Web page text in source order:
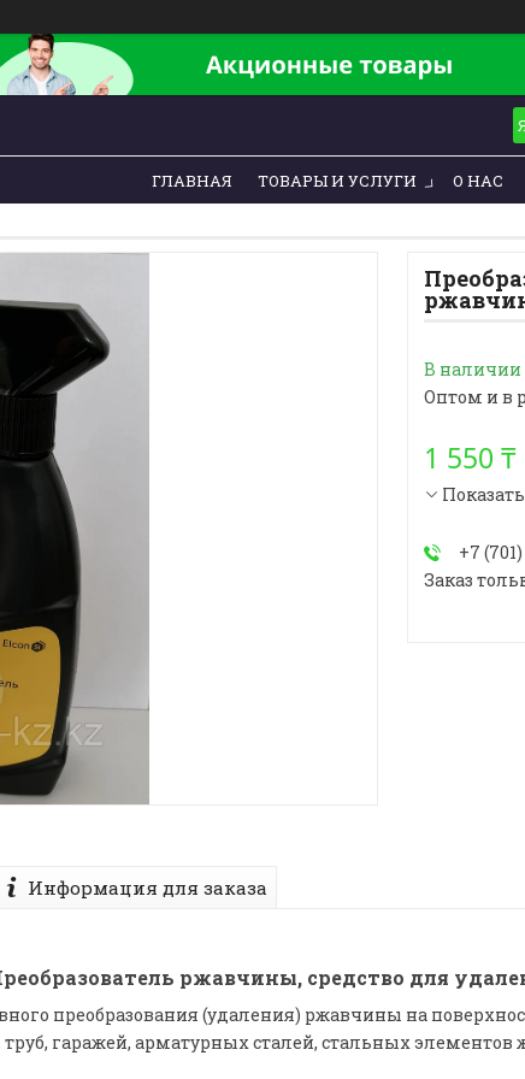
ГЛАВНАЯ ТОВАРЫ И УСЛУГИ О НАС
В наличии
Оптом и в
1 550 ₸
+7
Заказ
Информация для заказа
ржавчины, средство для
преобразования (удаления) ржавчины на
гаражей, арматурных сталей, стальных